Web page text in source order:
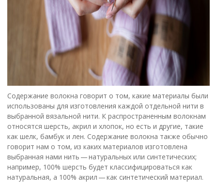
Содержание волокна говорит о том, какие материалы были
использованы для изготовления каждой отдельной нити в
выбранной вязальной нити. К распространенным волокнам
относятся шерсть, акрил и хлопок, но есть и другие, такие
как шелк, бамбук и лен. Содержание волокна также обычно
говорит нам о том, из каких материалов изготовлена
выбранная нами нить — натуральных или синтетических;
например, 100% шерсть будет классифицироваться как
натуральная, а 100% акрил — как синтетический материал.